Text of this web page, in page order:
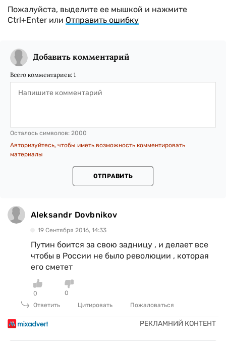
Пожалуйста, выделите ее мышкой и нажмите
Ctrl+Enter или Отправить ошибку
Добавить комментарий
Всего комментариев: 1
Осталось символов: 2000
Авторизуйтесь, чтобы иметь возможность комментировать
материалы
ОТПРАВИТЬ
Aleksandr Dovbnikov
19 Сентября 2016, 14:33
Путин боится за свою задницу , и делает все
чтобы в России не было революции , которая
его сметет
0
0
Ответить
Цитировать Пожаловаться